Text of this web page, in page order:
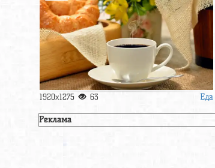
1920x1275 63 Еда
Реклама